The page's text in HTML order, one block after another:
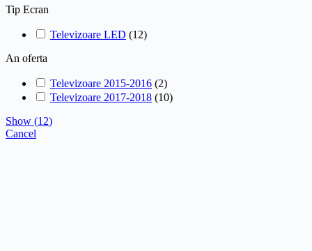
Tip Ecran
Televizoare LED (12)
An oferta
Televizoare 2015-2016 (2)
Televizoare 2017-2018 (10)
Show (12)
Cancel